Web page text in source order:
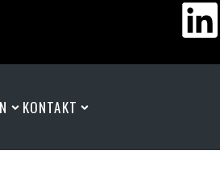
KONTAKT